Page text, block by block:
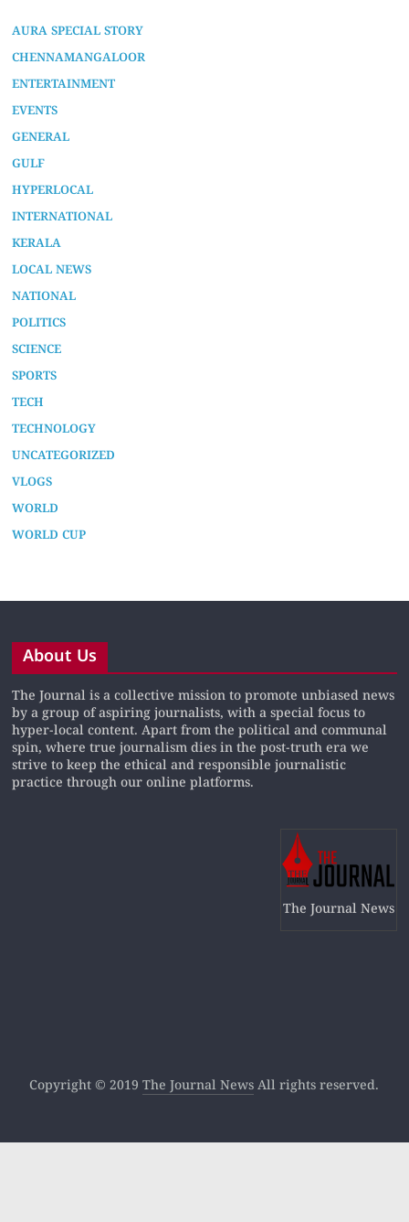
AURA SPECIAL STORY
CHENNAMANGALOOR
ENTERTAINMENT
EVENTS
GENERAL
GULF
HYPERLOCAL
INTERNATIONAL
KERALA
LOCAL NEWS
NATIONAL
POLITICS
SCIENCE
SPORTS
TECH
TECHNOLOGY
UNCATEGORIZED
VLOGS
WORLD
WORLD CUP
About Us
The Journal is a collective mission to promote unbiased news
by a group of aspiring journalists, with a special focus to
hyper-local content. Apart from the political and communal
spin, where true journalism dies in the post-truth era we
strive to keep the ethical and responsible journalistic
practice through our online platforms.
The Journal News
Copyright © 2019The Journal News All rights reserved.